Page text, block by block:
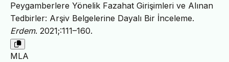
Peygamberlere Yönelik Fazahat Girişimleri ve Alınan
Tedbirler: Arşiv Belgelerine Dayalı Bir İnceleme.
Erdem. 2021;:111–160.
MLA